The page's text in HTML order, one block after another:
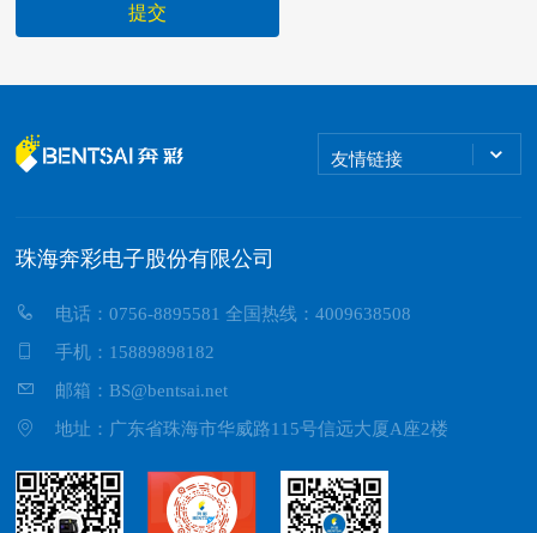
提交
友情链接
珠海奔彩电子股份有限公司
电话：0756-8895581 全国热线：4009638508
手机：15889898182
邮箱：BS@bentsai.net
地址：广东省珠海市华威路115号信远大厦A座2楼